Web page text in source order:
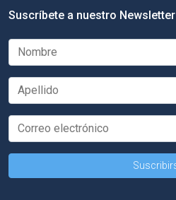
Suscríbete a nuestro Newsletter